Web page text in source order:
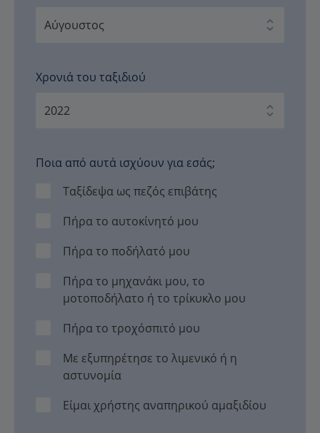
Χρονιά του ταξιδιού
Ποια από αυτά ισχύουν για εσάς;
Ταξίδεψα ως πεζός επιβάτης
Πήρα το αυτοκίνητό μου
Πήρα το ποδήλατό μου
Πήρα το μηχανάκι μου, το
μοτοποδήλατο ή το τρίκυκλο μου
Πήρα το τροχόσπιτό μου
Με εξυπηρέτησε το λιμενικό ή η
αστυνομία
Είμαι χρήστης αναπηρικού αμαξιδίου